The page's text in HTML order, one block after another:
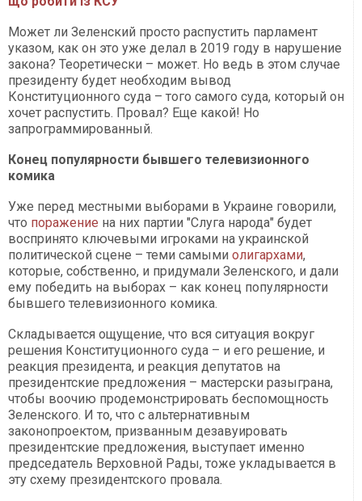
Может ли Зеленский просто распустить парламент
указом, как он это уже делал в 2019 году в нарушение
закона? Теоретически – может. Но ведь в этом случае
президенту будет необходим вывод
Конституционного суда – того самого суда, который он
хочет распустить. Провал? Еще какой! Но
запрограммированный.
Конец популярности бывшего телевизионного
комика
Уже перед местными выборами в Украине говорили,
что поражение на них партии "Слуга народа" будет
воспринято ключевыми игроками на украинской
политической сцене – теми самыми олигархами,
которые, собственно, и придумали Зеленского, и дали
ему победить на выборах – как конец популярности
бывшего телевизионного комика.
Складывается ощущение, что вся ситуация вокруг
решения Конституционного суда – и его решение, и
реакция президента, и реакция депутатов на
президентские предложения – мастерски разыграна,
чтобы воочию продемонстрировать беспомощность
Зеленского. И то, что с альтернативным
законопроектом, призванным дезавуировать
президентские предложения, выступает именно
председатель Верховной Рады, тоже укладывается в
эту схему президентского провала.